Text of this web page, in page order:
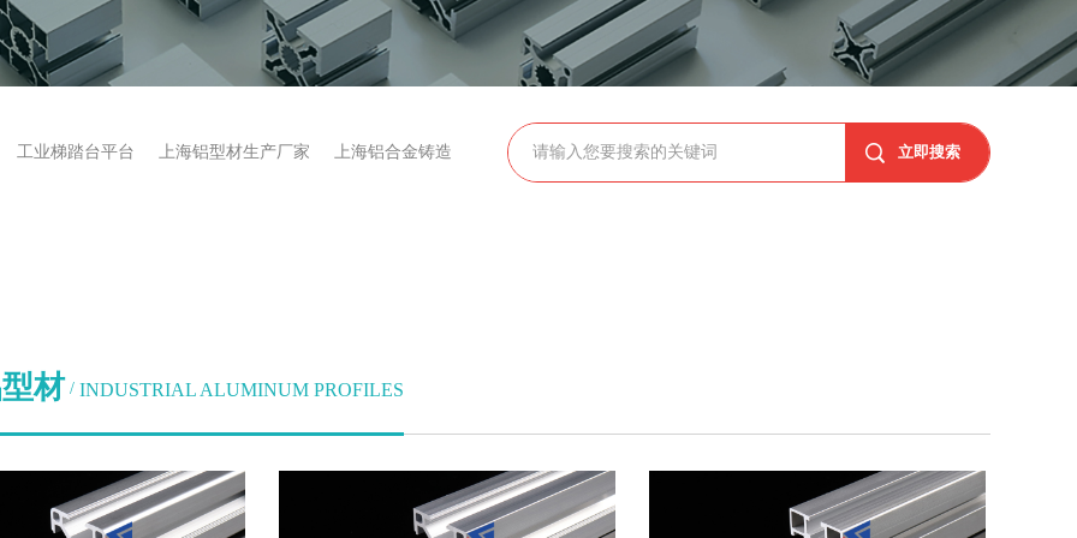
工业梯踏台平台 上海铝型材生产厂家 上海铝合金铸造 请输入您要搜索的关键词
材 / INDUSTRIAL ALUMINUM PROFILES